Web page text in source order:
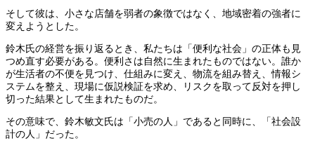
そして彼は、小さな店舗を弱者の象徴ではなく、地域密着の強者に
変えようとした。
鈴木氏の経営を振り返るとき、私たちは「便利な社会」の正体も見
つめ直す必要がある。便利さは自然に生まれたものではない。誰か
が生活者の不便を見つけ、仕組みに変え、物流を組み替え、情報シ
ステムを整え、現場に仮説検証を求め、リスクを取って反対を押し
切った結果として生まれたものだ。
その意味で、鈴木敏文氏は「小売の人」であると同時に、「社会設
計の人」だった。